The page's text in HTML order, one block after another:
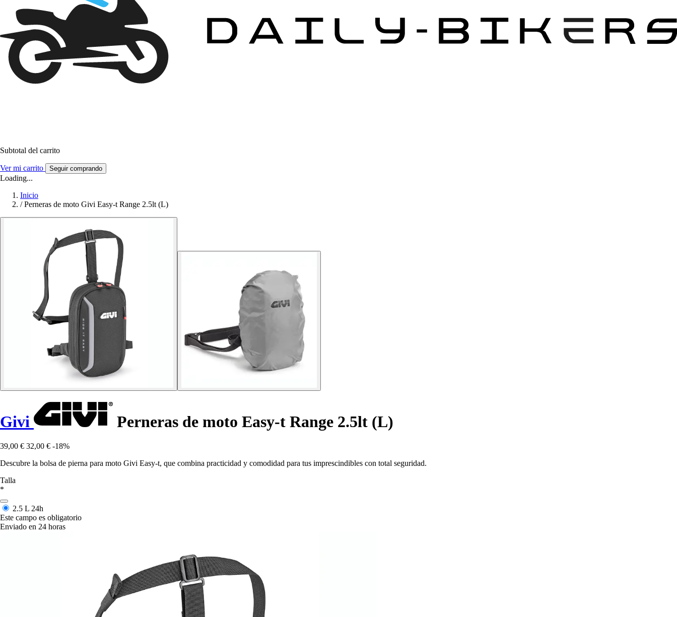
Subtotal del carrito
Ver mi carrito Seguir comprando
Loading...
Inicio
/ Perneras de moto Givi Easy-t Range 2.5lt (L)
Givi Perneras de moto Easy-t Range 2.5lt (L)
39,00 € 32,00 € -18%
Descubre la bolsa de pierna para moto Givi Easy-t, que combina practicidad y comodidad para tus imprescindibles con total seguridad.
Talla
*
2.5 L 24h
Este campo es obligatorio
Enviado en 24 horas